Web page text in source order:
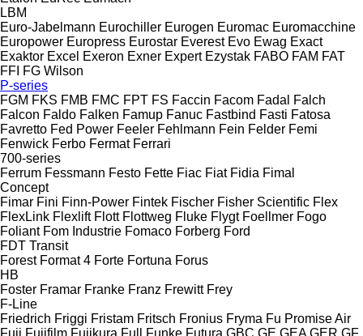
LBM
Euro-Jabelmann Eurochiller Eurogen Euromac Euromacchine
Europower Europress Eurostar Everest Evo Ewag Exact
Exaktor Excel Exeron Exner Expert Ezystak FABO FAM FAT
FFI FG Wilson
P-series
FGM FKS FMB FMC FPT FS Faccin Facom Fadal
Falch
Falcon Faldo Falken Famup Fanuc Fastbind Fasti Fatosa
Favretto Fed Power Feeler Fehlmann Fein Felder Femi
Fenwick Ferbo Fermat Ferrari
700-series
Ferrum Fessmann Festo Fette Fiac Fiat Fidia Fimal
Concept
Fimar Fini Finn-Power Fintek Fischer Fisher Scientific Flex
FlexLink Flexlift Flott Flottweg Fluke Flygt Foellmer Fogo
Foliant Fom Industrie Fomaco Forberg Ford
FDT Transit
Forest Format 4 Forte Fortuna Forus
HB
Foster Framar Franke Franz Frewitt Frey
F-Line
Friedrich Friggi Fristam Fritsch Fronius Fryma Fu Promise Air
Fuji Fujifilm Fujikura Full Funke Futura GBC GE GEA GER GF